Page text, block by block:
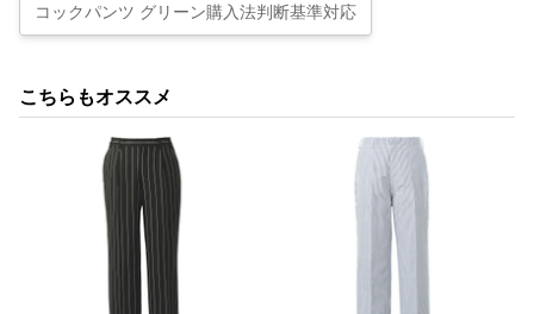
コックパンツ グリーン購入法判断基準対応
こちらもオススメ